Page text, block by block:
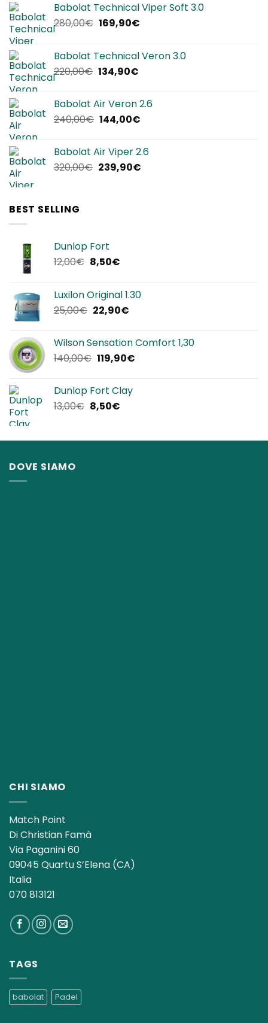
Babolat Technical Viper Soft 3.0
280,00€ Il
era:
280,00€.
169,90€Il
è:
Babolat Technical Veron 3.0
220,00€ Il
era:
220,00€.
134,90€Il
è:
134,90€.
Babolat Air Veron 2.6
240,00€ Il
era:
240,00€.
144,00€Il
è:
144,00€.
Babolat Air Viper 2.6
320,00€ Il
239,90€Il
BEST SELLING
Dunlop Fort
12,00€ Il
era:
12,00€.
8,50€Il
è:
8,50€.
Luxilon Original 1.30
25,00€ Il
era:
25,00€.
22,90€Il
è:
22,90€.
Wilson Sensation Comfort 1,30
140,00€ Il
era:
140,00€.
119,90€Il
Dunlop Fort Clay
13,00€ Il
era:
8,50€Il
è:
DOVE SIAMO
CHI SIAMO
Match Point
Di Christian Famà
Via Paganini 60
09045 Quartu S’Elena (CA)
Italia
070 813121
TAGS
babolat Padel